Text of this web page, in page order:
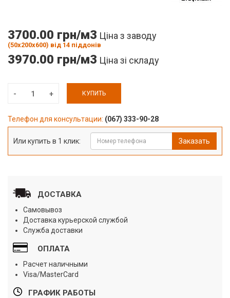
3700.00 грн/м3 Ціна з заводу
(50х200х600) від 14 піддонів
3970.00 грн/м3 Ціна зі складу
КУПИТЬ
Телефон для консультации: (067) 333-90-28
Или купить в 1 клик: Заказать
ДОСТАВКА
Самовывоз
Доставка курьерской службой
Служба доставки
ОПЛАТА
Расчет наличными
Visa/MasterCard
ГРАФИК РАБОТЫ